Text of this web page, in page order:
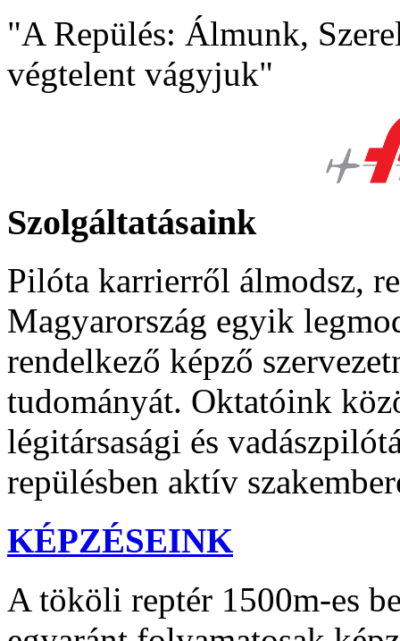
"A Repülés: Álmunk,
végtelent vágyjuk"
Szolgáltatásaink
Pilóta karrierről álmodsz,
Magyarország egyik
rendelkező képző
tudományát. Oktatóink
légitársasági és
repülésben aktív
KÉPZÉSEINK
A tököli reptér 1500m-es